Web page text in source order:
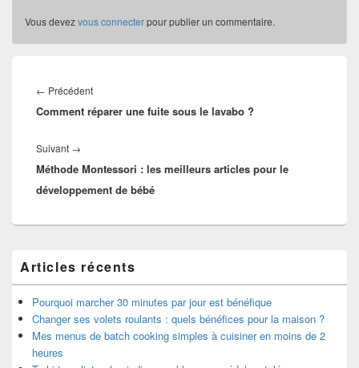
Vous devezvous connecterpour publier un commentaire.
de
l’article
← PrécédentArticle
précédent :
Comment réparer une fuite sous le lavabo ?
Suivant →
suivant :
Méthode Montessori : les meilleurs articles pour le
développement de bébé
principale
de
widget
pour
barre
latérale
Articles récents
Pourquoi marcher 30 minutes par jour est bénéfique
Changer ses volets roulants : quels bénéfices pour la maison ?
Mes menus de batch cooking simples à cuisiner en moins de 2
heures